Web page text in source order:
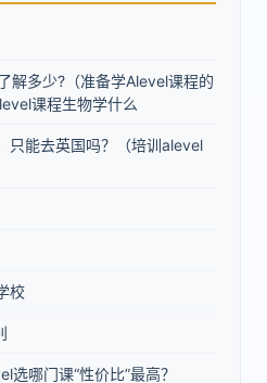
解多少?（准备学Alevel课程的
课程生物学什么
只能去英国吗？（培训alevel
校
哪门课“性价比”最高？